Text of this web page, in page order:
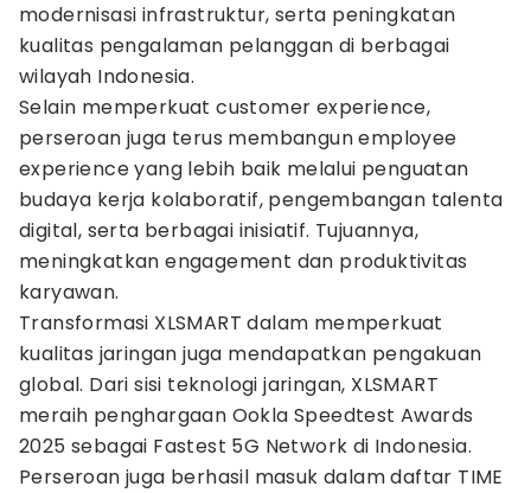
modernisasi infrastruktur, serta peningkatan
kualitas pengalaman pelanggan di berbagai
wilayah Indonesia.
Selain memperkuat customer experience,
perseroan juga terus membangun employee
experience yang lebih baik melalui penguatan
budaya kerja kolaboratif, pengembangan talenta
digital, serta berbagai inisiatif. Tujuannya,
meningkatkan engagement dan produktivitas
karyawan.
Transformasi XLSMART dalam memperkuat
kualitas jaringan juga mendapatkan pengakuan
global. Dari sisi teknologi jaringan, XLSMART
meraih penghargaan Ookla Speedtest Awards
2025 sebagai Fastest 5G Network di Indonesia.
Perseroan juga berhasil masuk dalam daftar TIME